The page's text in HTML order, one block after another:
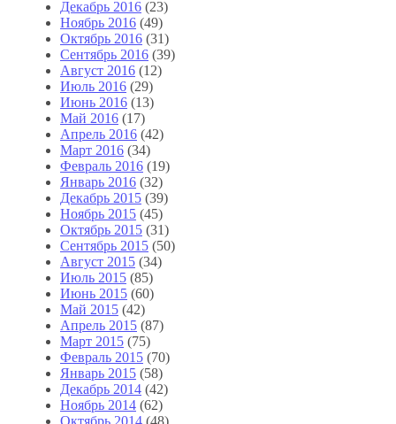
Декабрь 2016 (23)
Ноябрь 2016 (49)
Октябрь 2016 (31)
Сентябрь 2016 (39)
Август 2016 (12)
Июль 2016 (29)
Июнь 2016 (13)
Май 2016 (17)
Апрель 2016 (42)
Март 2016 (34)
Февраль 2016 (19)
Январь 2016 (32)
Декабрь 2015 (39)
Ноябрь 2015 (45)
Октябрь 2015 (31)
Сентябрь 2015 (50)
Август 2015 (34)
Июль 2015 (85)
Июнь 2015 (60)
Май 2015 (42)
Апрель 2015 (87)
Март 2015 (75)
Февраль 2015 (70)
Январь 2015 (58)
Декабрь 2014 (42)
Ноябрь 2014 (62)
Октябрь 2014 (48)